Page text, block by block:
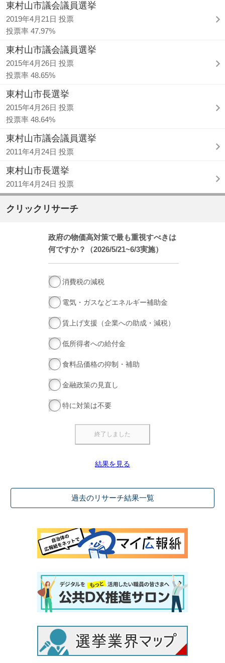
東村山市議会議員選挙
2019年4月21日 投票
投票率 47.97%
東村山市議会議員選挙
2015年4月26日 投票
投票率 48.65%
東村山市長選挙
2015年4月26日 投票
投票率 48.64%
東村山市議会議員選挙
2011年4月24日 投票
東村山市長選挙
2011年4月24日 投票
クリックリサーチ
政府の物価高対策で最も重視すべきは
何ですか？（2026/5/21~6/3実施）
消費税の減税
電気・ガスなどエネルギー補助金
賃上げ支援（企業への助成・減税）
低所得者への給付金
食料品価格の抑制・補助
金融政策の見直し
特に対策は不要
結果を見る
過去のリサーチ結果一覧